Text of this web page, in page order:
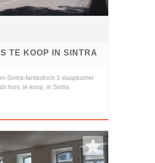
TE KOOP IN SINTRA
Sintra-fantastisch 3 slaapkamer
huis, te koop, in Sintra